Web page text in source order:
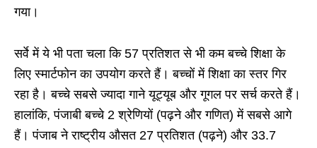
गया।
सर्वे में ये भी पता चला कि 57 प्रतिशत से भी कम बच्चे शिक्षा के
लिए स्मार्टफोन का उपयोग करते हैं। बच्चों में शिक्षा का स्तर गिर
रहा है। बच्चे सबसे ज्यादा गाने यूट्यूब और गूगल पर सर्च करते हैं।
हालांकि, पंजाबी बच्चे 2 श्रेणियों (पढ़ने और गणित) में सबसे आगे
हैं। पंजाब ने राष्ट्रीय औसत 27 प्रतिशत (पढ़ने) और 33.7